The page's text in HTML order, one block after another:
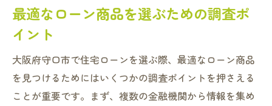
最適なローン商品を選ぶための調査ポ
イント
大阪府守口市で住宅ローンを選ぶ際、最適なローン商品
を見つけるためにはいくつかの調査ポイントを押さえる
ことが重要です。まず、複数の金融機関から情報を集め